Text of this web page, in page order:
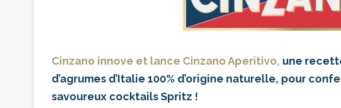
Cinzano innove et lance Cinzano Aperitivo, une
d’agrumes d’Italie 100% d’origine naturelle, pour
savoureux cocktails Spritz !